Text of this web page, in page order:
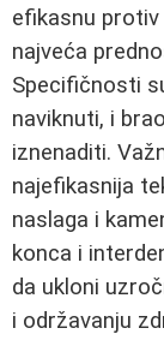
efikasnu
najveća
Specifičnosti
naviknuti, i
iznenaditi.
najefikasnija
naslaga i
konca i
da ukloni
i održavanju